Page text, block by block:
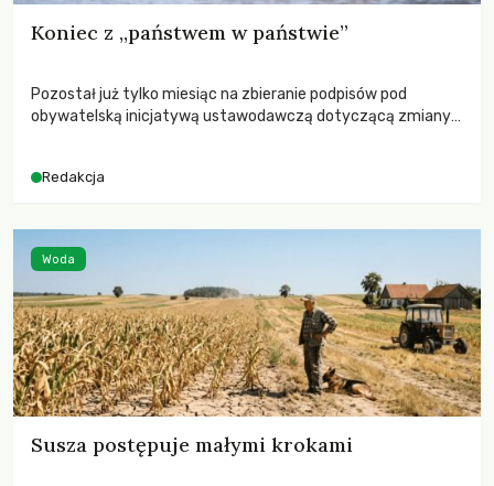
Koniec z „państwem w państwie”
Pozostał już tylko miesiąc na zbieranie podpisów pod
obywatelską inicjatywą ustawodawczą dotyczącą zmiany
niezwykle korzystne rozwiązania dla przyrody i zwierząt,
funkcjonowania łowiectwa w Polsce.
Redakcja
Susza postępuje małymi krokami
Woda